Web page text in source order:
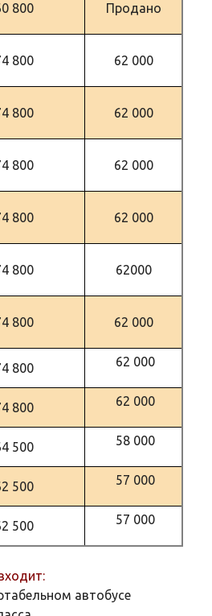
800 Продано
800 62 000
800 62 000
800 62 000
800 62 000
800 62000
800 62 000
800 62 000
800 62 000
500 58 000
500 57 000
500 57 000
автобусе